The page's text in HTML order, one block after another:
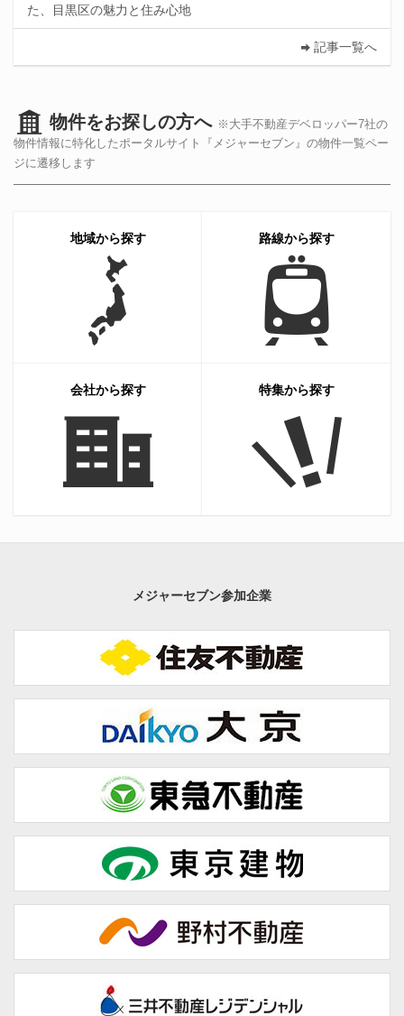
た、目黒区の魅力と住み心地
記事一覧へ
物件をお探しの方へ ※大手不動産デベロッパー7社の
物件情報に特化したポータルサイト『メジャーセブン』の物件一覧ペー
ジに遷移します
地域から探す 路線から探す
会社から探す 特集から探す
メジャーセブン参加企業